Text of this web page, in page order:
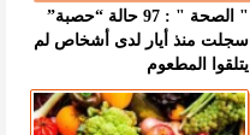
" الصحة " : 97 حالة “حصبة”
سجلت منذ أيار لدى أشخاص لم
يتلقوا المطعوم